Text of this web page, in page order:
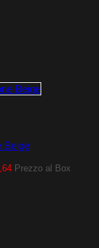
Beige
Prezzo al Box